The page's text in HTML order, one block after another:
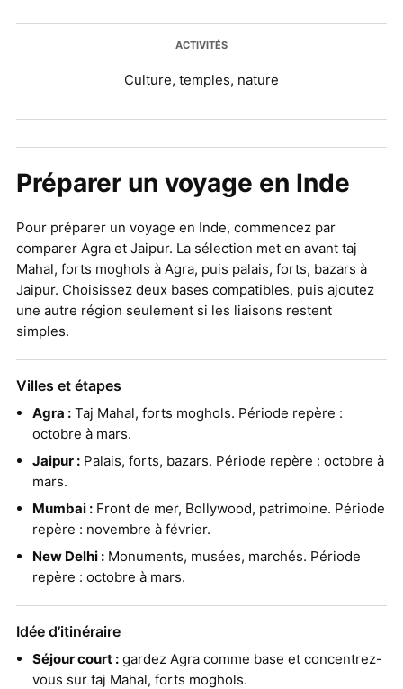
ACTIVITÉS
Culture, temples, nature
Préparer un voyage en Inde
Pour préparer un voyage en Inde, commencez par
comparer Agra et Jaipur. La sélection met en avant taj
Mahal, forts moghols à Agra, puis palais, forts, bazars à
Jaipur. Choisissez deux bases compatibles, puis ajoutez
une autre région seulement si les liaisons restent
simples.
Villes et étapes
Agra :Taj Mahal, forts moghols. Période repère :
octobre à mars.
Jaipur :Palais, forts, bazars. Période repère : octobre à
mars.
Mumbai :Front de mer, Bollywood, patrimoine. Période
repère : novembre à février.
New Delhi :Monuments, musées, marchés. Période
repère : octobre à mars.
Idée d’itinéraire
Séjour court :gardez Agra comme base et concentrez-
vous sur taj Mahal, forts moghols.